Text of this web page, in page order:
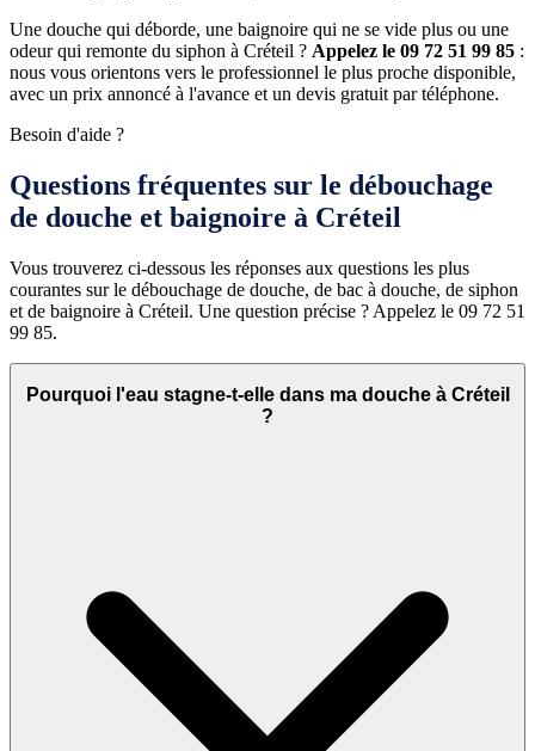
Une douche qui déborde, une baignoire qui ne se vide plus ou une
odeur qui remonte du siphon à Créteil ? Appelez le 09 72 51 99 85 :
nous vous orientons vers le professionnel le plus proche disponible,
avec un prix annoncé à l'avance et un devis gratuit par téléphone.
Besoin d'aide ?
Questions fréquentes sur le débouchage
de douche et baignoire à Créteil
Vous trouverez ci-dessous les réponses aux questions les plus
courantes sur le débouchage de douche, de bac à douche, de siphon
et de baignoire à Créteil. Une question précise ? Appelez le 09 72 51
99 85.
Pourquoi l'eau stagne-t-elle dans ma douche à Créteil
?